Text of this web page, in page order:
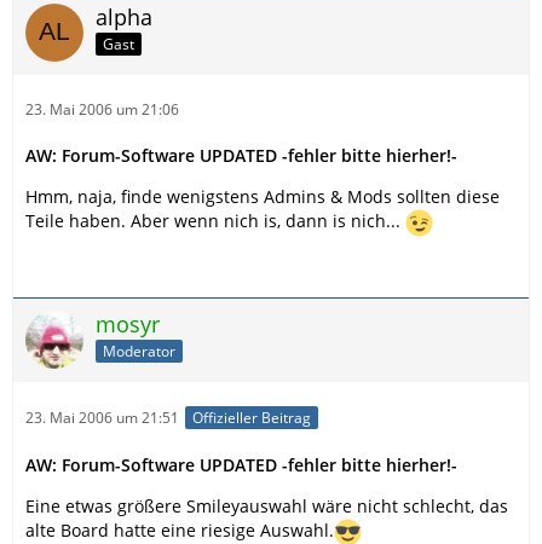
alpha
Gast
23. Mai 2006 um 21:06
AW: Forum-Software UPDATED -fehler bitte hierher!-
Hmm, naja, finde wenigstens Admins & Mods sollten diese
Teile haben. Aber wenn nich is, dann is nich...
mosyr
Moderator
23. Mai 2006 um 21:51 Offizieller Beitrag
AW: Forum-Software UPDATED -fehler bitte hierher!-
Eine etwas größere Smileyauswahl wäre nicht schlecht, das
alte Board hatte eine riesige Auswahl.